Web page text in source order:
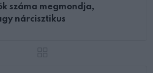
száma megmondja,
nárcisztikus